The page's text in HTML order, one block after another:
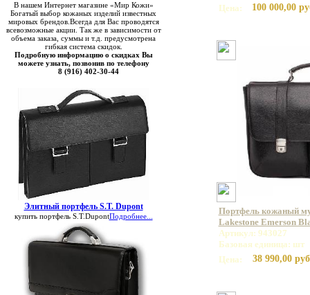
В нашем Интернет магазине «Мир Кожи»
Богатый выбор кожаных изделий известных
мировых брендов.Всегда для Вас проводятся
всевозможные акции. Так же в зависимости от
объема заказа, суммы и т.д. предусмотрена
гибкая система скидок.
Подробную информацию о скидках Вы
можете узнать, позвонив по телефону
8 (916) 402-30-44
Элитный портфель S.T. Dupont
купить портфель S.T.DupontПодробнее...
Цена:
100 000,00
Портфель кожаный
Lakestone Emerson
Артикул: 943027
Базовая единица: шт
Цена:
38 990,00